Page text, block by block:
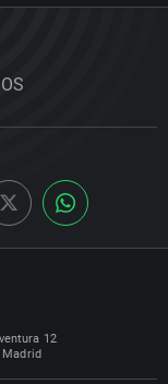
12
Madrid